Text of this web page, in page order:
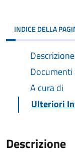
INDICE DELLA
Descrizione
Documenti
A cura di
Ulteriori
Descrizione